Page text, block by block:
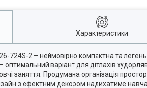
Характеристики
724S-2 – неймовірно компактна та
варіант для дітлахів
заняття. Продумана організація
з ефектним декором надихатиме